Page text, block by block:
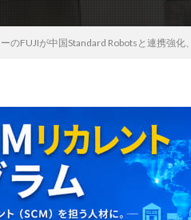
のFUJIが中国Standard Robotsと連携強